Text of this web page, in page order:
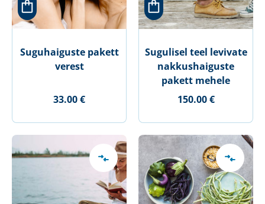
Suguhaiguste pakett
verest
33.00 €
Sugulisel teel levivate
nakkushaiguste
pakett mehele
150.00 €